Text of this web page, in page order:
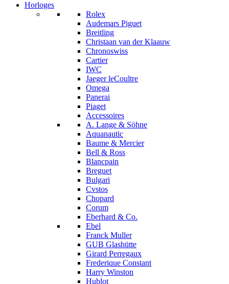
Horloges
Rolex
Audemars Piguet
Breitling
Christaan van der Klaauw
Chronoswiss
Cartier
IWC
Jaeger leCoultre
Omega
Panerai
Piaget
Accessoires
A. Lange & Söhne
Aquanautic
Baume & Mercier
Bell & Ross
Blancpain
Breguet
Bulgari
Cvstos
Chopard
Corum
Eberhard & Co.
Ebel
Franck Muller
GUB Glashütte
Girard Perregaux
Frederique Constant
Harry Winston
Hublot